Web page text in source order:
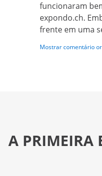
funcionaram
expondo.ch.
frente em uma
Mostrar comentário
A PRIMEIRA